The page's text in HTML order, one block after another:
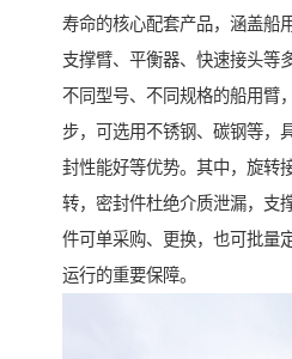
寿命的核心配套产品，涵盖船
支撑臂、平衡器、快速接头等
不同型号、不同规格的船用臂
步，可选用不锈钢、碳钢等，
封性能好等优势。其中，旋转
转，密封件杜绝介质泄漏，支
件可单采购、更换，也可批量
运行的重要保障。